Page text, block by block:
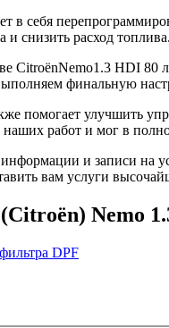
в себя
и снизить расход
CitroënNemo1.3 HDI 80
финальную
помогает улучшить
наших работ и мог в
и записи на
вам услуги
Nemo
DPF